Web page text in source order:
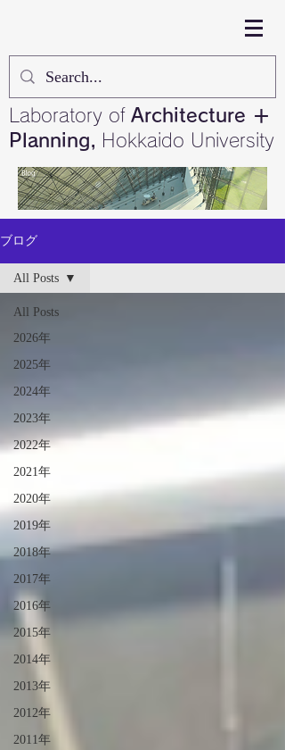
Laboratory of Architecture ＋
Planning, Hokkaido University
ブログ
All Posts
2026年
2025年
2024年
2023年
2022年
2021年
2020年
2019年
2018年
2017年
2016年
2015年
2014年
2013年
2012年
2011年
All Posts